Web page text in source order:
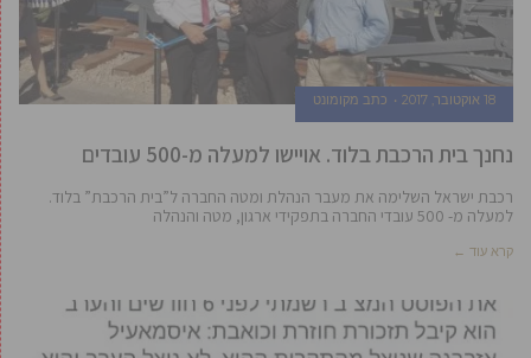
18 אוקטובר, 2017 כתב מקומונט
נחנך בית הרכבת בלוד. אויישו למעלה מ-500 עובדים
רכבת ישראל השלימה את מעבר הנהלת ומטה החברה ל”בית הרכבת” בלוד.
למעלה מ- 500 עובדי החברה בתפקידי ארגון, מטה והנהלה
קרא עוד ←